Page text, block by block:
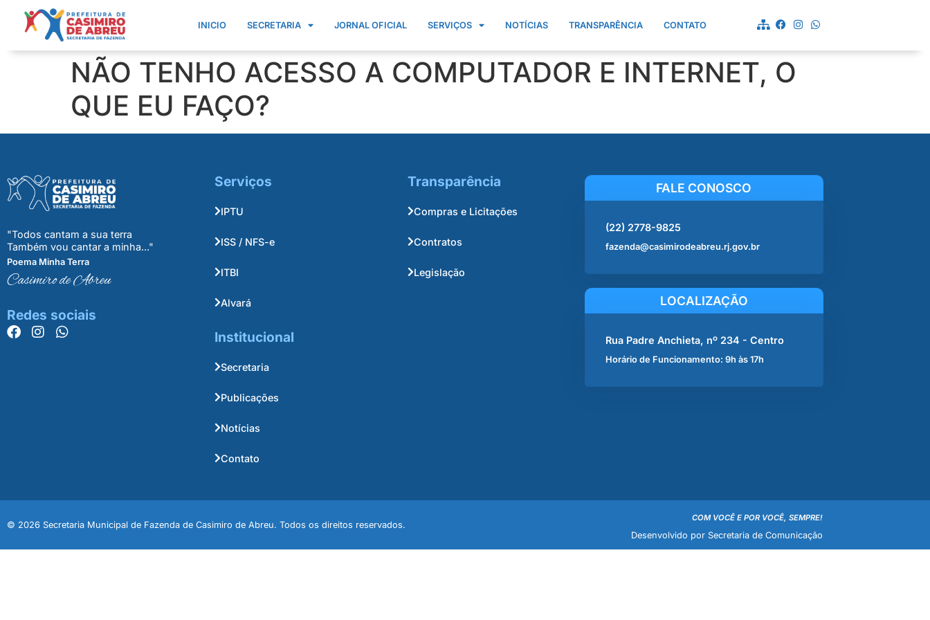
INICIO SECRETARIA JORNAL OFICIAL SERVIÇOS NOTÍCIAS TRANSPARÊNCIA CONTATO
NÃO TENHO ACESSO A COMPUTADOR E INTERNET, O
QUE EU FAÇO?
"Todos cantam a sua terra
Também vou cantar a minha..."
Poema Minha Terra
Casimiro de Abreu
Redes sociais
Serviços
IPTU
ISS / NFS-e
ITBI
Alvará
Institucional
Secretaria
Publicações
Notícias
Contato
Transparência
Compras e Licitações
Contratos
Legislação
FALE CONOSCO
(22) 2778-9825
fazenda@casimirodeabreu.rj.gov.br
LOCALIZAÇÃO
Rua Padre Anchieta, nº 234 - Centro
Horário de Funcionamento: 9h às 17h
© 2026 Secretaria Municipal de Fazenda de Casimiro de Abreu. Todos os direitos reservados.
COM VOCÊ E POR VOCÊ, SEMPRE!
Desenvolvido por Secretaria de Comunicação